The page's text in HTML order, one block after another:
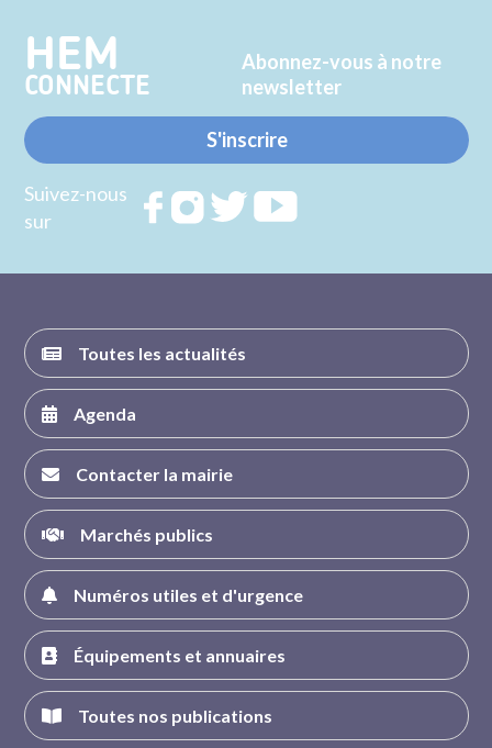
HEM
CONNECTE
Abonnez-vous à notre
newsletter
S'inscrire
Suivez-nous
sur
RejoignezRejoignezRejoignez
Toutes les actualités
Agenda
Contacter la mairie
Marchés publics
Numéros utiles et d'urgence
Équipements et annuaires
Toutes nos publications